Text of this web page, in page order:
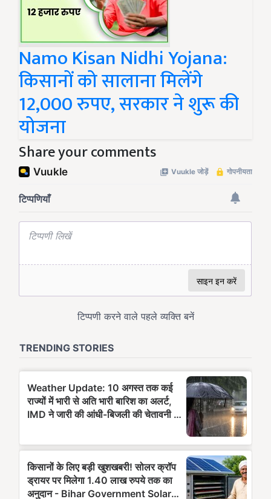
Namo Kisan Nidhi Yojana:
किसानों को सालाना मिलेंगे
12,000 रुपए, सरकार ने शुरू की
योजना
Share your comments